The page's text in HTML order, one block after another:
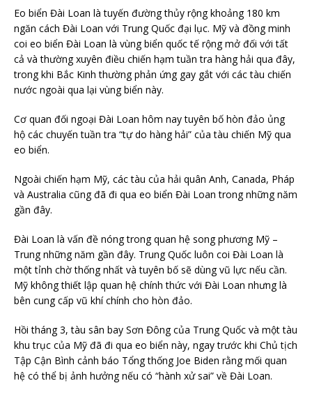
Eo biển Đài Loan là tuyến đường thủy rộng khoảng 180 km
ngăn cách Đài Loan với Trung Quốc đại lục. Mỹ và đồng minh
coi eo biển Đài Loan là vùng biển quốc tế rộng mở đối với tất
cả và thường xuyên điều chiến hạm tuần tra hàng hải qua đây,
trong khi Bắc Kinh thường phản ứng gay gắt với các tàu chiến
nước ngoài qua lại vùng biển này.
Cơ quan đối ngoại Đài Loan hôm nay tuyên bố hòn đảo ủng
hộ các chuyến tuần tra “tự do hàng hải” của tàu chiến Mỹ qua
eo biển.
Ngoài chiến hạm Mỹ, các tàu của hải quân Anh, Canada, Pháp
và Australia cũng đã đi qua eo biển Đài Loan trong những năm
gần đây.
Đài Loan là vấn đề nóng trong quan hệ song phương Mỹ –
Trung những năm gần đây. Trung Quốc luôn coi Đài Loan là
một tỉnh chờ thống nhất và tuyên bố sẽ dùng vũ lực nếu cần.
Mỹ không thiết lập quan hệ chính thức với Đài Loan nhưng là
bên cung cấp vũ khí chính cho hòn đảo.
Hồi tháng 3, tàu sân bay Sơn Đông của Trung Quốc và một tàu
khu trục của Mỹ đã đi qua eo biển này, ngay trước khi Chủ tịch
Tập Cận Bình cảnh báo Tổng thống Joe Biden rằng mối quan
hệ có thể bị ảnh hưởng nếu có “hành xử sai” về Đài Loan.